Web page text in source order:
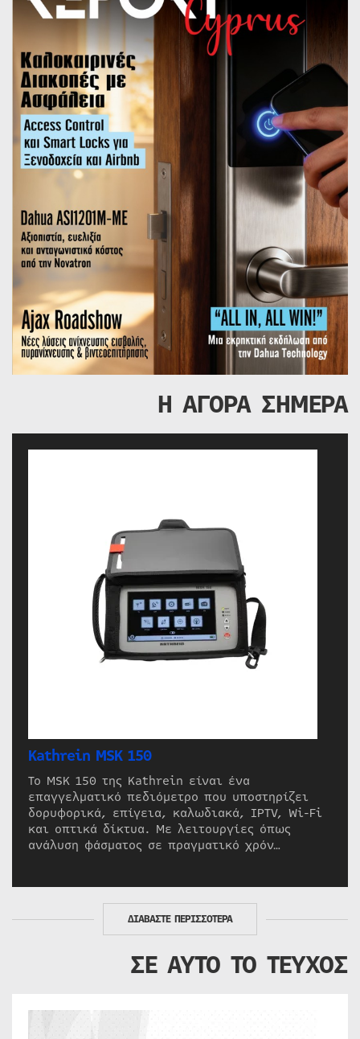
Η ΑΓΟΡΑ ΣΗΜΕΡΑ
Kathrein MSK 150
Το MSK 150 της Kathrein είναι ένα
επαγγελματικό πεδιόμετρο που υποστηρίζει
δορυφορικά, επίγεια, καλωδιακά, IPTV, Wi-Fi
και οπτικά δίκτυα. Με λειτουργίες όπως
ανάλυση φάσματος σε πραγματικό χρόν…
ΔΙΑΒΑΣΤΕ ΠΕΡΙΣΣΟΤΕΡΑ
ΣΕ ΑΥΤΟ ΤΟ ΤΕΥΧΟΣ